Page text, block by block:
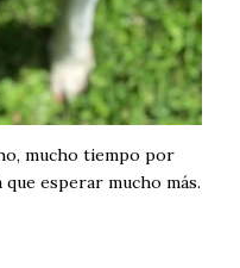
mucho tiempo por
esperar mucho más.